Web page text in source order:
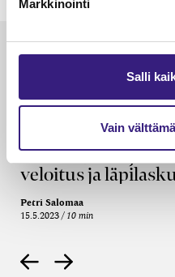
Markkinointi
Salli
Vain
Luetuimmat
Kulu­veloitukset
verotuksessa –
veloitus, kulujen
veloitus ja
Petri Salomaa
15.5.2023 10 min